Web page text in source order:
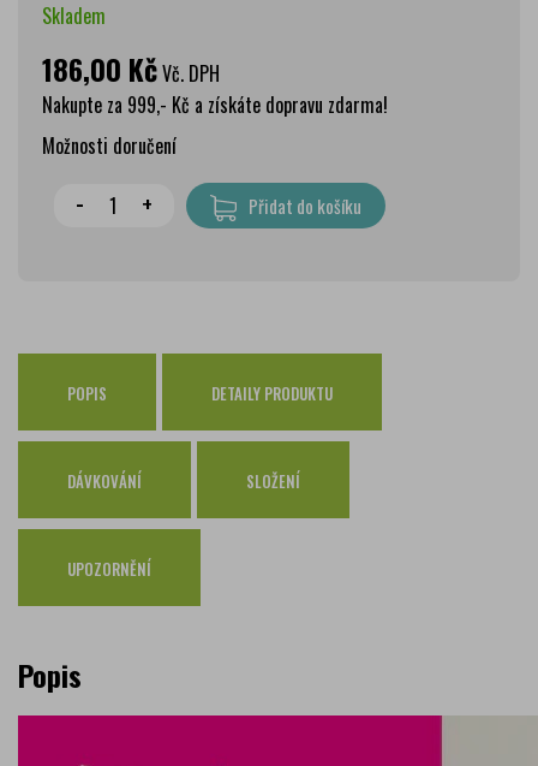
Skladem
186,00 KčVč. DPH
Nakupte za 999,- Kč a získáte dopravu zdarma!
Možnosti doručení
Wolt doprava
zdarma
79 Kč
Osobní odběr Pražákova
zdarma
Osobní odběr Kounicova
Česká pošta
zdarma
PPL
GLS
zdarma
- + Přidat do košíku
POPIS DETAILY PRODUKTU
DÁVKOVÁNÍ SLOŽENÍ
UPOZORNĚNÍ
Popis